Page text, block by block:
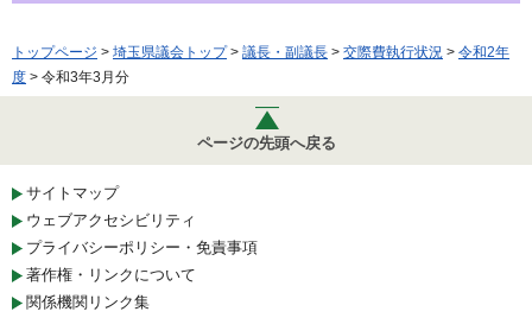
トップページ > 埼玉県議会トップ> 議長・副議長 > 交際費執行状況 > 令和2年
度 > 令和3年3月分
ページの先頭へ戻る
サイトマップ
ウェブアクセシビリティ
プライバシーポリシー・免責事項
著作権・リンクについて
関係機関リンク集